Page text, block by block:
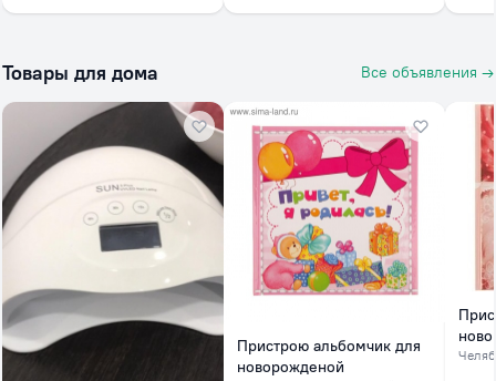
Товары для дома Все объявления →
Пристрою альбомчик для
новорожденой